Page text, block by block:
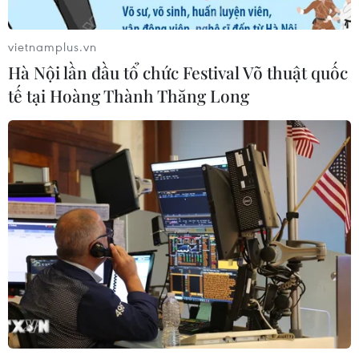
CƠ QUAN CHỦ QUẢN: THÔNG TẤN XÃ VIỆT NAM
Tổng Biên tập: TRẦN TIẾN DUẨN
Phó Tổng Biên tập: NGUYỄN THỊ TÁM, KHÚC THANH
THỦY
Sở hữu trí tuệ
Quy định sử dụng
RSS
Hỗ trợ
vietnamplus.vn
Hà Nội lần đầu tổ chức Festival Võ thuật quốc
tế tại Hoàng Thành Thăng Long